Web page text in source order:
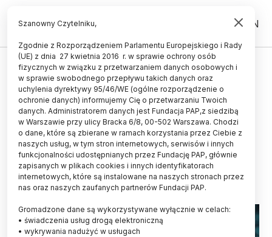
PL EN
ZDROWIE
Gdanski naukowiec
współodkrywcą nieznanego
wcześniej mechanizmu naprawy
DNA
22.09.2023
aktualizacja: 25.09.2023
2 minuty czytania
Read the English version of this article
Szanowny Czytelniku,
Zgodnie z Rozporządzeniem Parlamentu Europejskiego i Rady
(UE) z dnia 27 kwietnia 2016 r. w sprawie ochrony osób
fizycznych w związku z przetwarzaniem danych osobowych i
w sprawie swobodnego przepływu takich danych oraz
uchylenia dyrektywy 95/46/WE (ogólne rozporządzenie o
ochronie danych) informujemy Cię o przetwarzaniu Twoich
danych. Administratorem danych jest Fundacja PAP,z siedzibą
w Warszawie przy ulicy Bracka 6/8, 00-502 Warszawa. Chodzi
o dane, które są zbierane w ramach korzystania przez Ciebie z
naszych usług, w tym stron internetowych, serwisów i innych
funkcjonalności udostępnianych przez Fundację PAP, głównie
zapisanych w plikach cookies i innych identyfikatorach
internetowych, które są instalowane na naszych stronach przez
nas oraz naszych zaufanych partnerów Fundacji PAP.
Gromadzone dane są wykorzystywane wyłącznie w celach:
• świadczenia usług drogą elektroniczną
• wykrywania nadużyć w usługach